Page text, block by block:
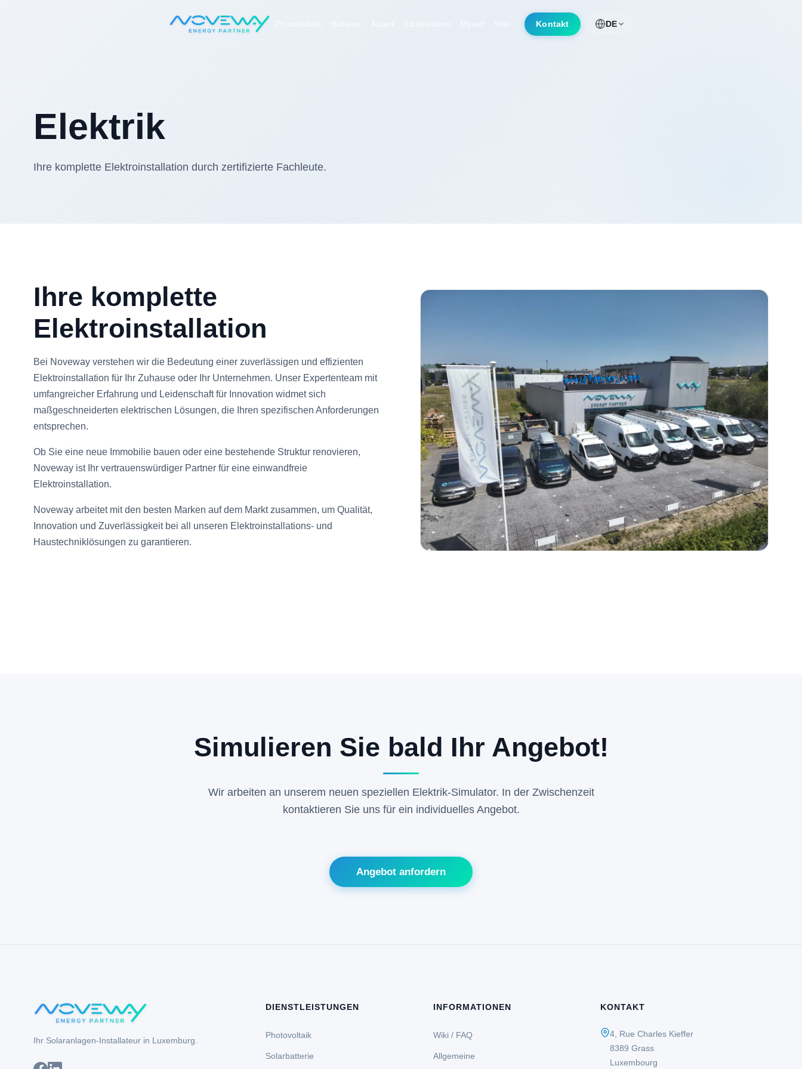
Kontakt DE
Elektrik
Ihre komplette Elektroinstallation durch zertifizierte Fachleute.
Ihre komplette
Elektroinstallation
Bei Noveway verstehen wir die Bedeutung einer zuverlässigen und effizienten
Elektroinstallation für Ihr Zuhause oder Ihr Unternehmen. Unser Expertenteam mit
umfangreicher Erfahrung und Leidenschaft für Innovation widmet sich
maßgeschneiderten elektrischen Lösungen, die Ihren spezifischen Anforderungen
entsprechen.
Ob Sie eine neue Immobilie bauen oder eine bestehende Struktur renovieren,
Noveway ist Ihr vertrauenswürdiger Partner für eine einwandfreie
Elektroinstallation.
Noveway arbeitet mit den besten Marken auf dem Markt zusammen, um Qualität,
Innovation und Zuverlässigkeit bei all unseren Elektroinstallations- und
Haustechniklösungen zu garantieren.
Simulieren Sie bald Ihr Angebot!
Wir arbeiten an unserem neuen speziellen Elektrik-Simulator. In der Zwischenzeit
kontaktieren Sie uns für ein individuelles Angebot.
Angebot anfordern
Ihr Solaranlagen-Installateur in Luxemburg.
DIENSTLEISTUNGEN
Photovoltaik
Solarbatterie
INFORMATIONEN
Wiki / FAQ
Allgemeine
KONTAKT
4, Rue Charles Kieffer
8389 Grass
Luxembourg